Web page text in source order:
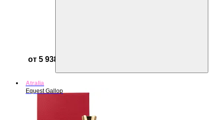
от 5 938 ₽
Atralia
Equest Gallop